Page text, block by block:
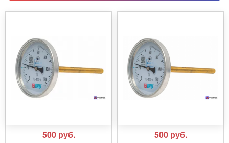
500 руб.
500 руб.